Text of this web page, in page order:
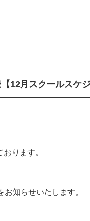
12月スクールスケ
ります。
知らせいたします。